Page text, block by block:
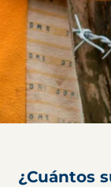
¿Cuántos